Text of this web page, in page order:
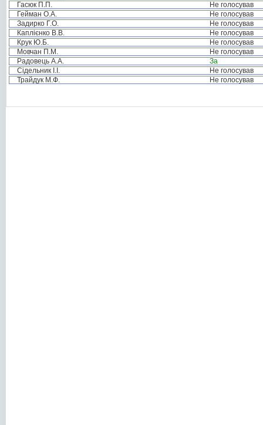
Гасюк П.П.
Не голосував
Гейман О.А.
Не голосував
Задирко Г.О.
Не голосував
Каплієнко В.В.
Не голосував
Крук Ю.Б.
Не голосував
Мовчан П.М.
Не голосував
Радовець А.А.
За
Сідельник І.І.
Не голосував
Трайдук М.Ф.
Не голосував